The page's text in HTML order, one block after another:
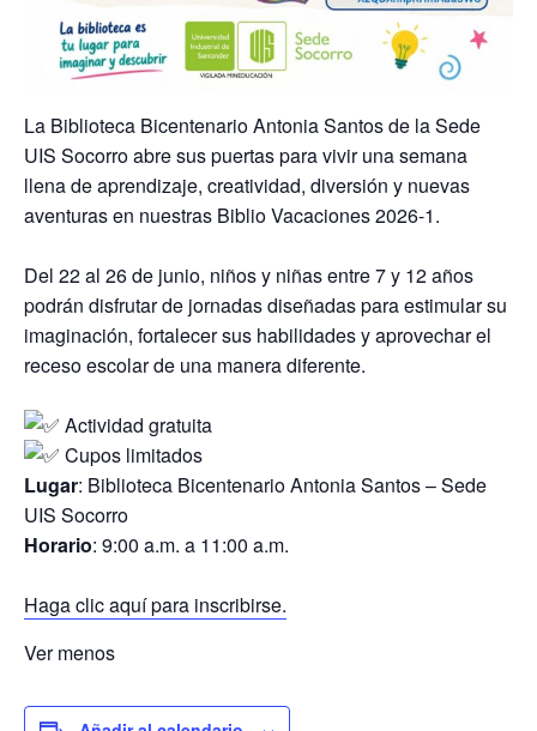
La Biblioteca Bicentenario Antonia Santos de la Sede
UIS Socorro abre sus puertas para vivir una semana
llena de aprendizaje, creatividad, diversión y nuevas
aventuras en nuestras Biblio Vacaciones 2026-1.
Del 22 al 26 de junio, niños y niñas entre 7 y 12 años
podrán disfrutar de jornadas diseñadas para estimular su
imaginación, fortalecer sus habilidades y aprovechar el
receso escolar de una manera diferente.
Actividad gratuita
Cupos limitados
Lugar: Biblioteca Bicentenario Antonia Santos – Sede
UIS Socorro
Horario: 9:00 a.m. a 11:00 a.m.
Haga clic aquí para inscribirse.
Ver menos